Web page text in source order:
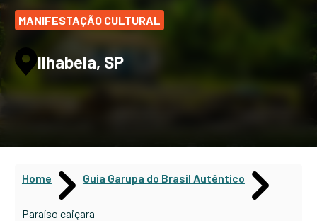
MANIFESTAÇÃO CULTURAL
Ilhabela, SP
Home Guia Garupa do Brasil Autêntico
Paraíso caiçara